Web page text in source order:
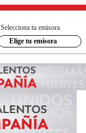
Selecciona tu emisora
Elige tu emisora